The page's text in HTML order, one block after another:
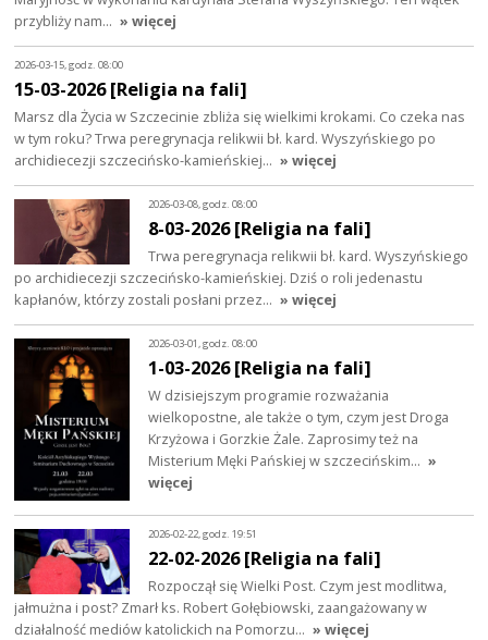
przybliży nam… » więcej
2026-03-15, godz. 08:00
15-03-2026 [Religia na fali]
Marsz dla Życia w Szczecinie zbliża się wielkimi krokami. Co czeka nas
w tym roku? Trwa peregrynacja relikwii bł. kard. Wyszyńskiego po
archidiecezji szczecińsko-kamieńskiej… » więcej
2026-03-08, godz. 08:00
8-03-2026 [Religia na fali]
Trwa peregrynacja relikwii bł. kard. Wyszyńskiego
po archidiecezji szczecińsko-kamieńskiej. Dziś o roli jedenastu
kapłanów, którzy zostali posłani przez… » więcej
2026-03-01, godz. 08:00
1-03-2026 [Religia na fali]
W dzisiejszym programie rozważania
wielkopostne, ale także o tym, czym jest Droga
Krzyżowa i Gorzkie Żale. Zaprosimy też na
Misterium Męki Pańskiej w szczecińskim… »
więcej
2026-02-22, godz. 19:51
22-02-2026 [Religia na fali]
Rozpoczął się Wielki Post. Czym jest modlitwa,
jałmużna i post? Zmarł ks. Robert Gołębiowski, zaangażowany w
działalność mediów katolickich na Pomorzu… » więcej